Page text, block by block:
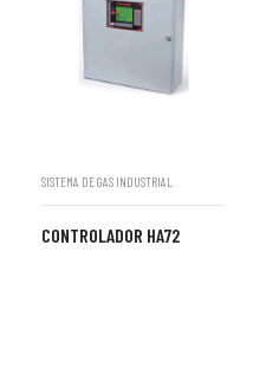
SISTEMA DE GAS INDUSTRIAL
CONTROLADOR HA72